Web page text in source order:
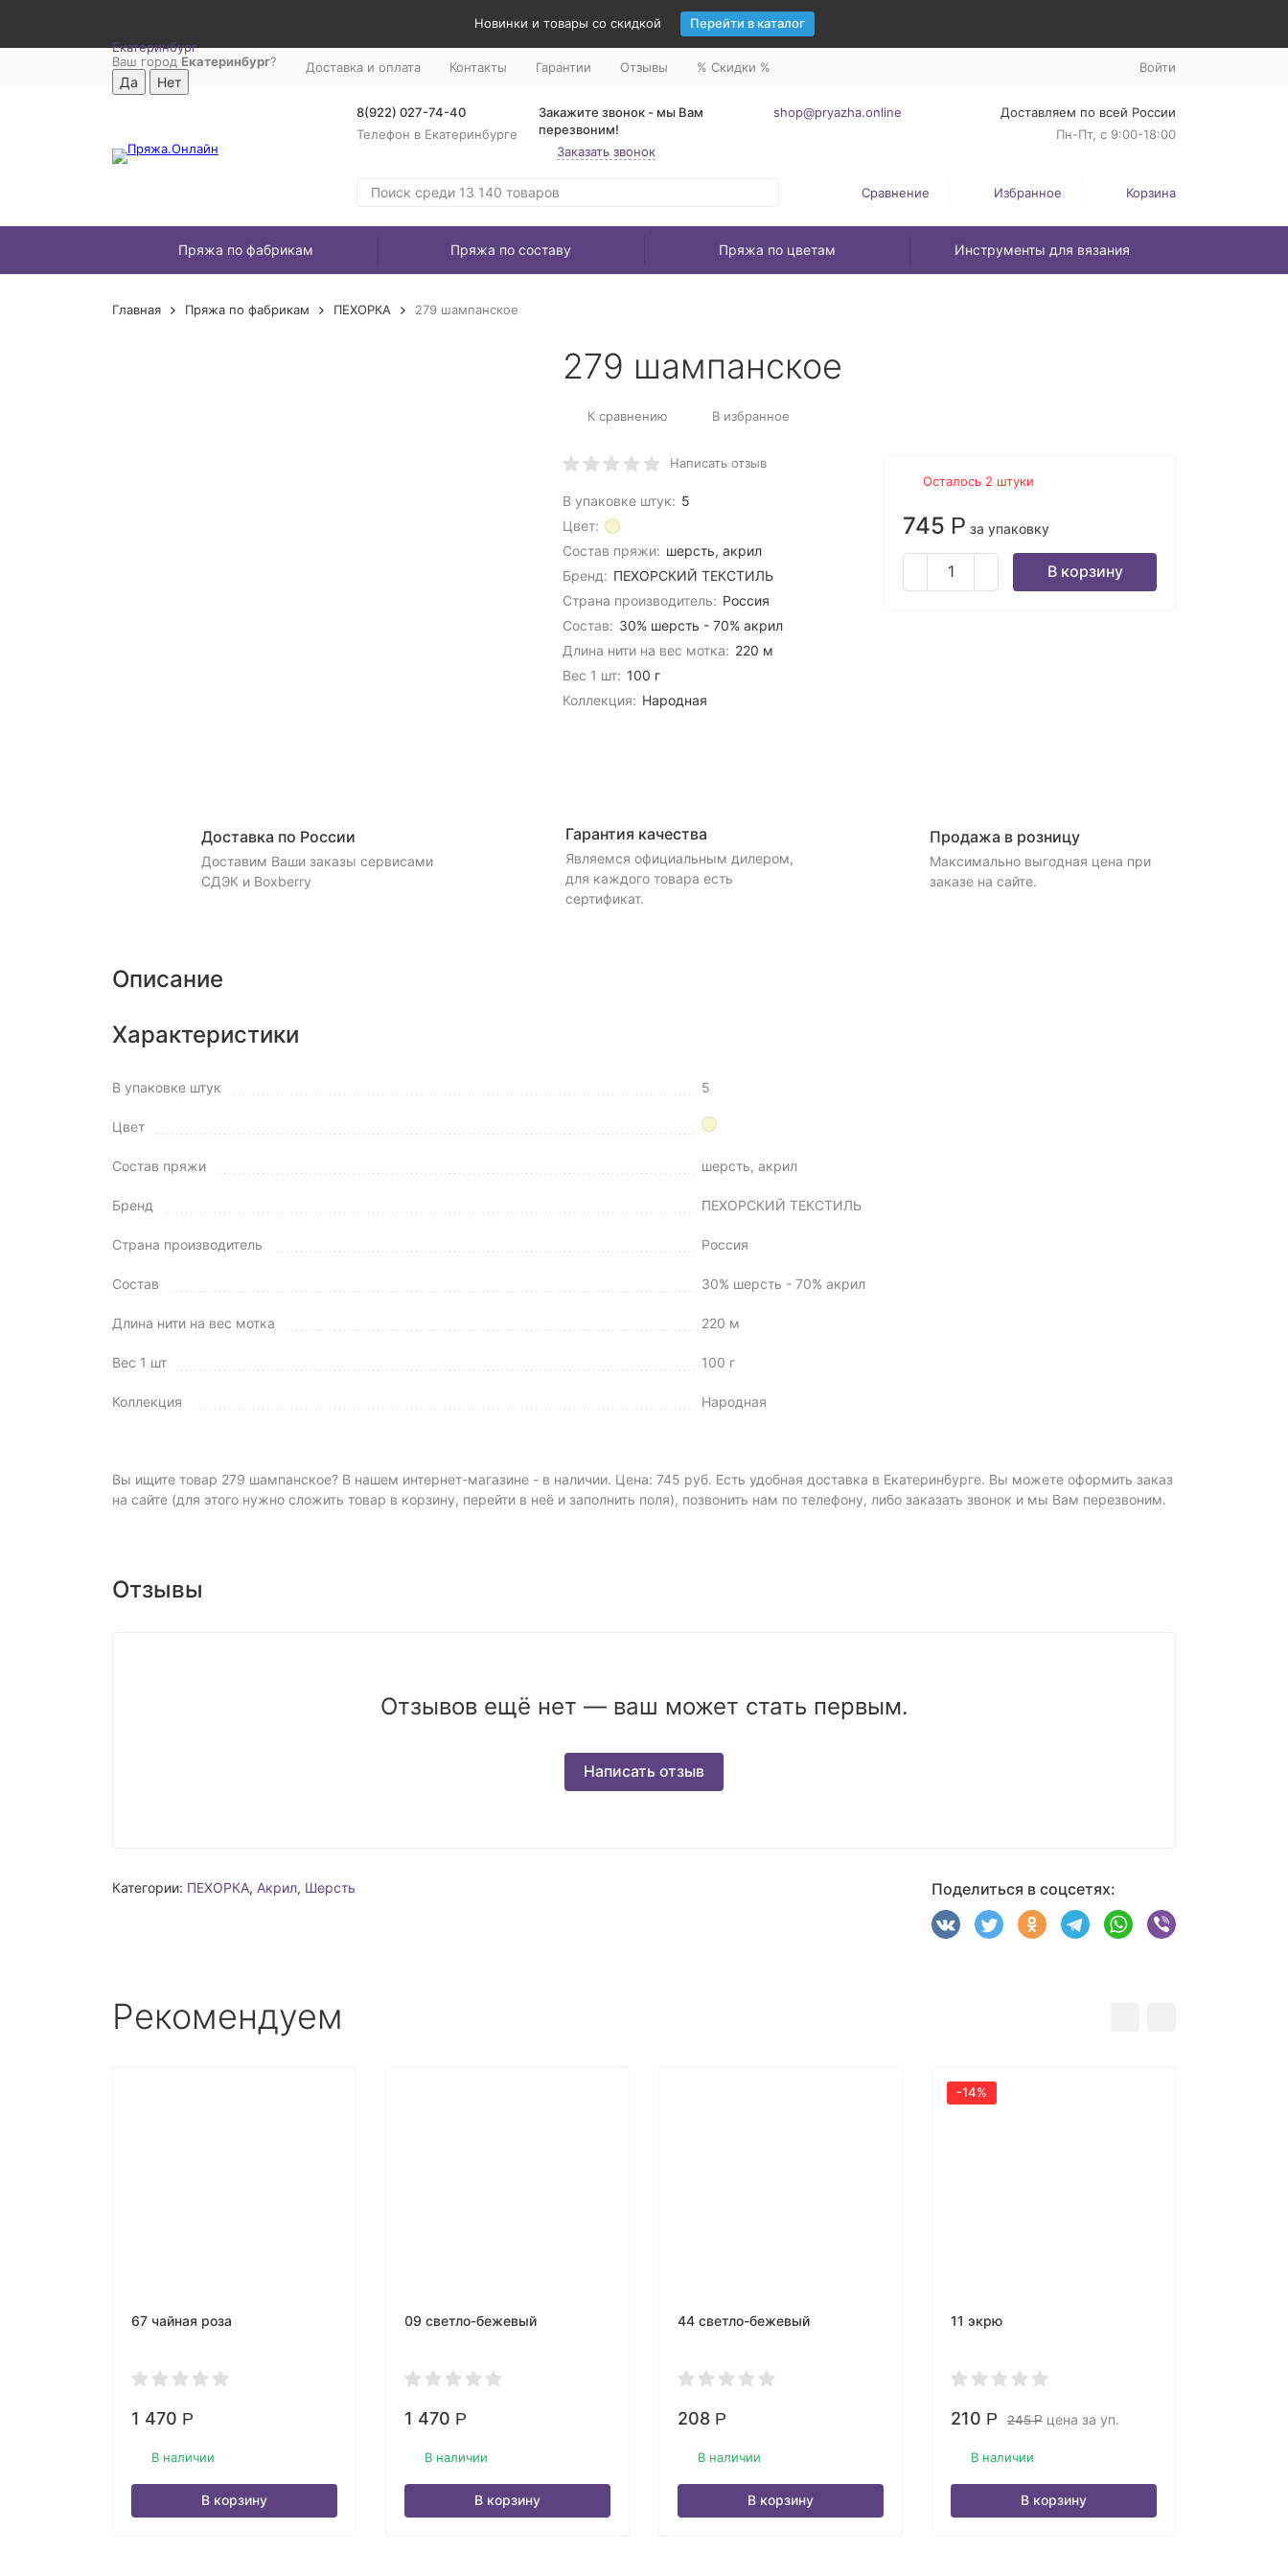
Новинки и товары со скидкой
Перейти в каталог
Екатеринбург
Ваш город Екатеринбург? Доставка и оплата Контакты Гарантии Отзывы % Скидки % Войти
8(922) 027-74-40
Телефон в Екатеринбурге
Закажите звонок - мы Вам
перезвоним!
Заказать звонок
shop@pryazha.online
Доставляем по всей России
Пн-Пт, с 9:00-18:00
Сравнение Избранное Корзина
Пряжа по фабрикам Пряжа по составу Пряжа по цветам Инструменты для вязания
Главная Пряжа по фабрикам ПЕХОРКА 279 шампанское
279 шампанское
К сравнению В избранное
Написать отзыв
В упаковке штук: 5
Цвет:
Состав пряжи: шерсть, акрил
Бренд: ПЕХОРСКИЙ ТЕКСТИЛЬ
Страна производитель: Россия
Состав: 30% шерсть - 70% акрил
Длина нити на вес мотка: 220 м
Вес 1 шт: 100 г
Коллекция: Народная
Осталось 2 штуки
745 Р за упаковку
В корзину
Доставка по России
Доставим Ваши заказы сервисами
СДЭК и Boxberry
Гарантия качества
Являемся официальным дилером,
для каждого товара есть
сертификат.
Продажа в розницу
Максимально выгодная цена при
заказе на сайте.
Описание
Характеристики
В упаковке штук 5
Цвет
Состав пряжи шерсть, акрил
Бренд ПЕХОРСКИЙ ТЕКСТИЛЬ
Страна производитель Россия
Состав 30% шерсть - 70% акрил
Длина нити на вес мотка 220 м
Вес 1 шт 100 г
Коллекция Народная
Вы ищите товар 279 шампанское? В нашем интернет-магазине - в наличии. Цена: 745 руб. Есть удобная доставка в Екатеринбурге. Вы можете оформить заказ
на сайте (для этого нужно сложить товар в корзину, перейти в неё и заполнить поля), позвонить нам по телефону, либо заказать звонок и мы Вам перезвоним.
Отзывы
Отзывов ещё нет — ваш может стать первым.
Написать отзыв
Категории: ПЕХОРКА, Акрил, Шерсть Поделиться в соцсетях:
Рекомендуем
67 чайная роза
1 470 Р
В наличии
В корзину
09 светло-бежевый
1 470 Р
В наличии
В корзину
44 светло-бежевый
208 Р
В наличии
В корзину
-14%
11 экрю
210 Р 245Р цена за уп.
В наличии
В корзину